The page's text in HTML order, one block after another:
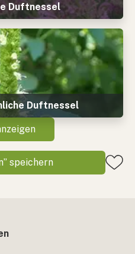
Duftnessel
Duftnessel
speichern